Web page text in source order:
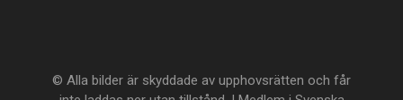
© Alla bilder är skyddade av upphovsrätten och får